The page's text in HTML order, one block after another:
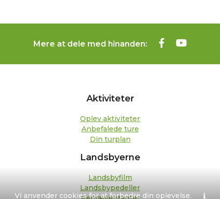
Vi anvender cookies for at forbedre din oplevelse.
Mere at dele med hinanden:
Aktiviteter
Oplev aktiviteter
Anbefalede ture
Din turplan
Landsbyerne
Landsbyfilm
Landsbypedeller